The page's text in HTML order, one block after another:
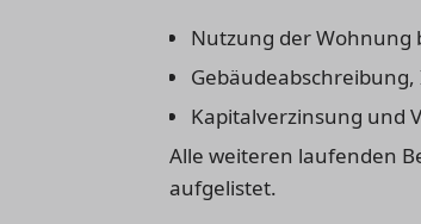
Nutzung der Wohnung
Kapitalverzinsung und
Alle weiteren laufenden
aufgelistet.